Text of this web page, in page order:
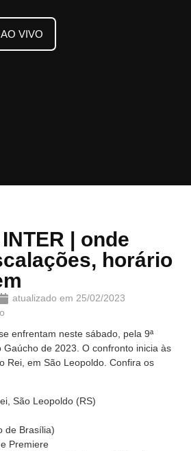
VIVO
| onde
horário
atualizado em 25/02/2023
enfrentam neste sábado, pela 9ª
Gaúcho de 2023. O confronto inicia às
Rei, em São Leopoldo. Confira os
São Leopoldo (RS)
de Brasília)
Premiere